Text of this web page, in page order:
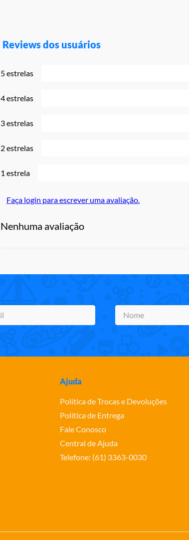
Reviews dos usuários
5 estrelas
4 estrelas
3 estrelas
2 estrelas
1 estrela
Faça login para escrever uma avaliação.
Nenhuma avaliação
Ajuda
Política de Trocas e Devoluções
Política de Entrega
Fale Conosco
Central de Ajuda
Telefone: (61) 3363-0030